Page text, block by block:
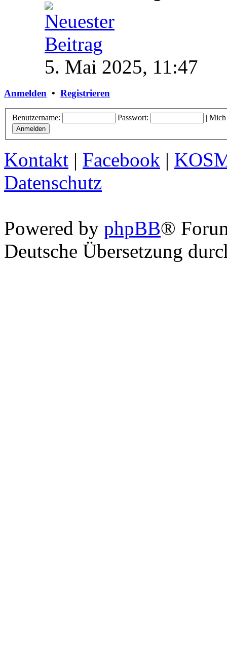
5. Mai 2025, 11:47
Anmelden • Registrieren
Benutzername: Passwort: | Mich
Kontakt | Facebook |
Datenschutz
Powered by phpBB®
Deutsche Übersetzung